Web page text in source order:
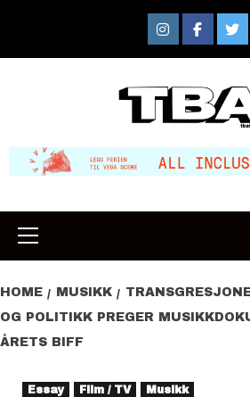
content
Instagram
Primary
Menu
HOME MUSIKK
OG POLITIKK PREGER
ÅRETS BIFF
Essay Film / TV Musikk